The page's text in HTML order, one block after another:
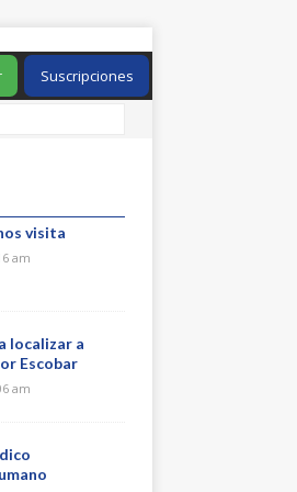
Suscripciones
visita
am
localizar a
Escobar
am